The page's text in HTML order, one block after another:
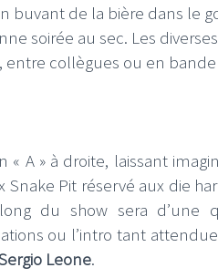
buvant de la bière dans le
soirée au sec. Les diverses
entre collègues ou en
A » à droite, laissant
Pit réservé aux die
du show sera d’une
ou l’intro tant attendue
Leone.
LE GROS RIFFIFI
LE GROS RIFFIFI –
Littératurock !!!